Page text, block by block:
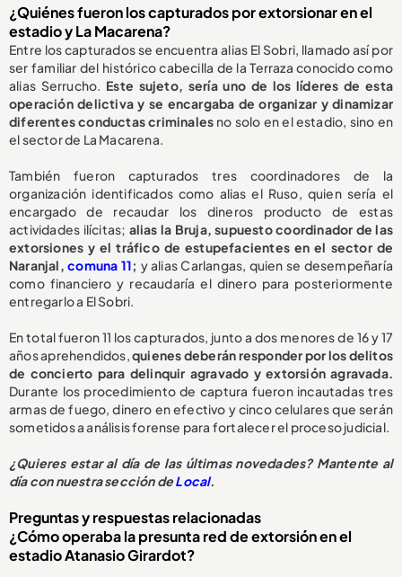
¿Quiénes fueron los capturados por extorsionar en el
estadio y La Macarena?
Entre los capturados se encuentra alias El Sobri, llamado así por
ser familiar del histórico cabecilla de la Terraza conocido como
alias Serrucho. Este sujeto, sería uno de los líderes de esta
operación delictiva y se encargaba de organizar y dinamizar
diferentes conductas criminales no solo en el estadio, sino en
el sector de La Macarena.
También fueron capturados tres coordinadores de la
organización identificados como alias el Ruso, quien sería el
encargado de recaudar los dineros producto de estas
actividades ilícitas; alias la Bruja, supuesto coordinador de las
extorsiones y el tráfico de estupefacientes en el sector de
Naranjal,comuna 11; y alias Carlangas, quien se desempeñaría
como financiero y recaudaría el dinero para posteriormente
entregarlo a El Sobri.
En total fueron 11 los capturados, junto a dos menores de 16 y 17
años aprehendidos,quienes deberán responder por los delitos
de concierto para delinquir agravado y extorsión agravada.
Durante los procedimiento de captura fueron incautadas tres
armas de fuego, dinero en efectivo y cinco celulares que serán
sometidos a análisis forense para fortalecer el proceso judicial.
¿Quieres estar al día de las últimas novedades? Mantente al
día con nuestra sección deLocal.
Preguntas y respuestas relacionadas
¿Cómo operaba la presunta red de extorsión en el
estadio Atanasio Girardot?